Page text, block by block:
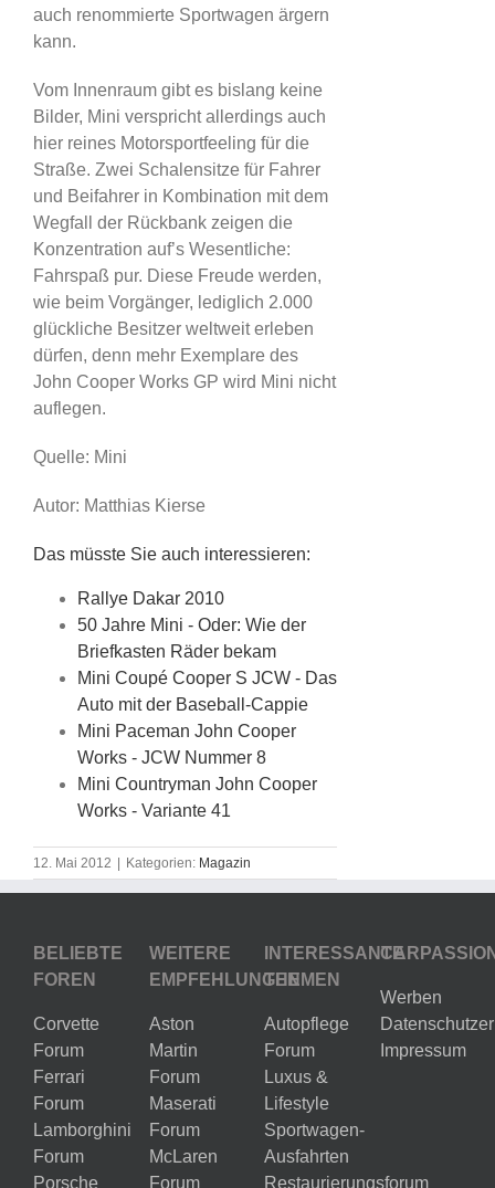
auch renommierte Sportwagen ärgern
kann.
Vom Innenraum gibt es bislang keine
Bilder, Mini verspricht allerdings auch
hier reines Motorsportfeeling für die
Straße. Zwei Schalensitze für Fahrer
und Beifahrer in Kombination mit dem
Wegfall der Rückbank zeigen die
Konzentration auf’s Wesentliche:
Fahrspaß pur. Diese Freude werden,
wie beim Vorgänger, lediglich 2.000
glückliche Besitzer weltweit erleben
dürfen, denn mehr Exemplare des
John Cooper Works GP wird Mini nicht
auflegen.
Quelle: Mini
Autor: Matthias Kierse
Das müsste Sie auch interessieren:
Rallye Dakar 2010
50 Jahre Mini - Oder: Wie der
Briefkasten Räder bekam
Mini Coupé Cooper S JCW - Das
Auto mit der Baseball-Cappie
Mini Paceman John Cooper
Works - JCW Nummer 8
Mini Countryman John Cooper
Works - Variante 41
12. Mai 2012 Kategorien: Magazin
BELIEBTE
FOREN
Corvette
Forum
Ferrari
Forum
Lamborghini
Forum
Porsche
WEITERE
EMPFEHLUNGEN
Aston
Martin
Forum
Maserati
Forum
McLaren
Forum
INTERESSANTE
THEMEN
Autopflege
Forum
Luxus &
Lifestyle
Sportwagen-
Ausfahrten
Restaurierungsforum
Werben
Impressum